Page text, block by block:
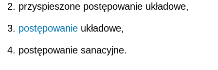
2. przyspieszone postępowanie układowe,
3. postępowanie układowe,
4. postępowanie sanacyjne.